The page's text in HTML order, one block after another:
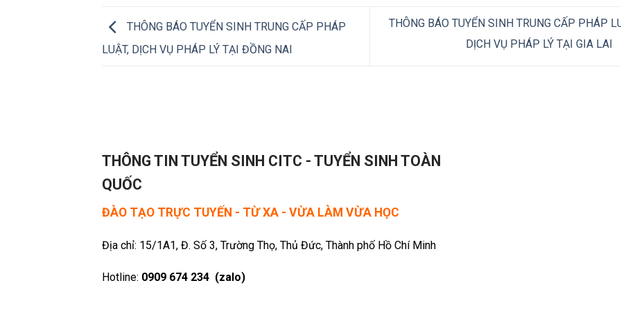
THÔNG BÁO TUYỂN SINH TRUNG CẤP PHÁP
LUẬT, DỊCH VỤ PHÁP LÝ TẠI ĐỒNG NAI
THÔNG BÁO TUYỂN SINH TRUNG CẤP PHÁP
DỊCH VỤ PHÁP LÝ TẠI GIA LAI
THÔNG TIN TUYỂN SINH CITC - TUYỂN SINH TOÀN
QUỐC
ĐÀO TẠO TRỰC TUYẾN - TỪ XA - VỪA LÀM VỪA HỌC
Địa chỉ: 15/1A1, Đ. Số 3, Trường Thọ, Thủ Đức, Thành phố Hồ Chí Minh
Hotline: 0909 674 234 (zalo)